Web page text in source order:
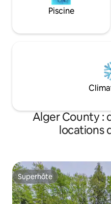
Piscine
Alger County :
locations
Superhôte
Superhôte